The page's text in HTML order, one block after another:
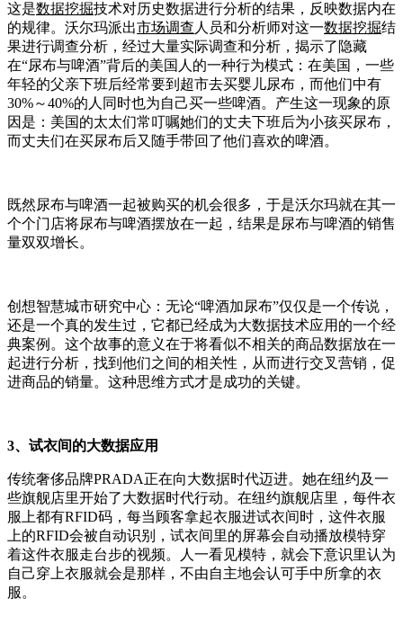
这是数据挖掘技术对历史数据进行分析的结果，反映数据内在
的规律。沃尔玛派出市场调查 人员和分析师对这一数据挖掘结
果进行调查分析，经过大量实际调查和分析，揭示了隐藏
在“尿布与啤酒”背后的美国人的一种行为模式：在美国，一些
年轻的父亲下班后经常要到超市去买婴儿尿布，而他们中有
30%～40%的人同时也为自己买一些啤酒。产生这一现象的原
因是：美国的太太们常叮嘱她们的丈夫下班后为小孩买尿布，
而丈夫们在买尿布后又随手带回了他们喜欢的啤酒。
既然尿布与啤酒一起被购买的机会很多，于是沃尔玛就在其一
个个门店将尿布与啤酒摆放在一起，结果是尿布与啤酒的销售
量双双增长。
创想智慧城市研究中心：无论“啤酒加尿布”仅仅是一个传说，
还是一个真的发生过，它都已经成为大数据技术应用的一个经
典案例。这个故事的意义在于将看似不相关的商品数据放在一
起进行分析，找到他们之间的相关性，从而进行交叉营销，促
进商品的销量。这种思维方式才是成功的关键。
3、试衣间的大数据应用
传统奢侈品牌PRADA正在向大数据时代迈进。她在纽约及一
些旗舰店里开始了大数据时代行动。在纽约旗舰店里，每件衣
服上都有RFID码，每当顾客拿起衣服进试衣间时，这件衣服
上的RFID会被自动识别，试衣间里的屏幕会自动播放模特穿
着这件衣服走台步的视频。人一看见模特，就会下意识里认为
自己穿上衣服就会是那样，不由自主地会认可手中所拿的衣
服。